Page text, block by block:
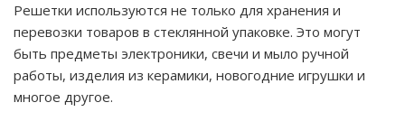
Решетки используются не только для хранения и
перевозки товаров в стеклянной упаковке. Это могут
быть предметы электроники, свечи и мыло ручной
работы, изделия из керамики, новогодние игрушки и
многое другое.